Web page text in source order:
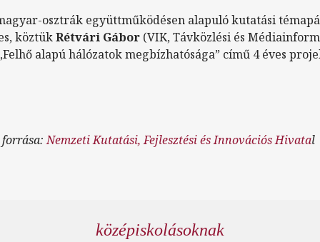
osztrák együttműködésen alapuló kutatási
köztükRétvári Gábor(VIK, Távközlési és
alapú hálózatok megbízhatósága” című 4 éves
forrása: Nemzeti Kutatási, Fejlesztési és Innovációs Hivatal
középiskolásoknak